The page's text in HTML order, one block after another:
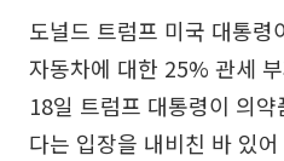
도널드 트럼프 미국 대통
자동차에 대한 25% 관세
18일 트럼프 대통령이 의
다는 입장을 내비친 바 있